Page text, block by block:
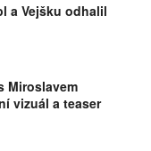
a Vejšku odhalil
Miroslavem
vizuál a teaser